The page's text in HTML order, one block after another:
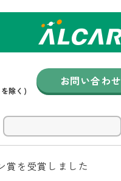
除く)
お問い合わせ
賞を受賞しました